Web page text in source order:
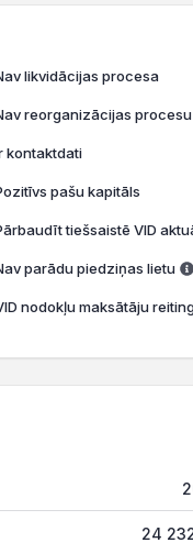
likvidācijas procesa
reorganizācijas procesu
kontaktdati
pašu kapitāls
tiešsaistē VID
parādu piedziņas lietu
nodokļu maksātāju
24